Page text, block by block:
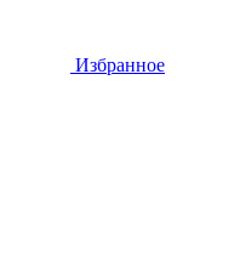
Избранное